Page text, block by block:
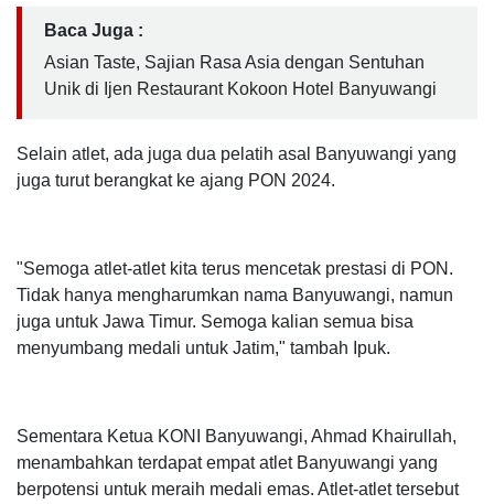
Baca Juga :
Asian Taste, Sajian Rasa Asia dengan Sentuhan
Unik di Ijen Restaurant Kokoon Hotel Banyuwangi
Selain atlet, ada juga dua pelatih asal Banyuwangi yang
juga turut berangkat ke ajang PON 2024.
"Semoga atlet-atlet kita terus mencetak prestasi di PON.
Tidak hanya mengharumkan nama Banyuwangi, namun
juga untuk Jawa Timur. Semoga kalian semua bisa
menyumbang medali untuk Jatim," tambah Ipuk.
Sementara Ketua KONI Banyuwangi, Ahmad Khairullah,
menambahkan terdapat empat atlet Banyuwangi yang
berpotensi untuk meraih medali emas. Atlet-atlet tersebut